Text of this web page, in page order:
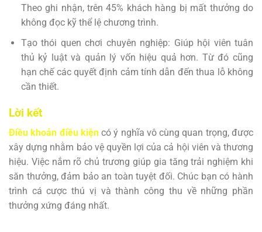
Theo ghi nhận, trên 45% khách hàng bị mất thưởng do
không đọc kỹ thể lệ chương trình.
Tạo thói quen chơi chuyên nghiệp: Giúp hội viên tuân
thủ kỷ luật và quản lý vốn hiệu quả hơn. Từ đó cũng
hạn chế các quyết định cảm tính dẫn đến thua lỗ không
cần thiết.
Lời kết
Điều khoản điều kiện có ý nghĩa vô cùng quan trọng, được
xây dựng nhằm bảo vệ quyền lợi của cả hội viên và thương
hiệu. Việc nắm rõ chủ trương giúp gia tăng trải nghiệm khi
săn thưởng, đảm bảo an toàn tuyệt đối. Chúc bạn có hành
trình cá cược thú vị và thành công thu về những phần
thưởng xứng đáng nhất.